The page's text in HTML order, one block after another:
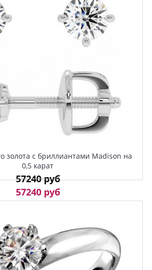
золота с бриллиантами Madison на
0,5 карат
57240 руб
57240 руб